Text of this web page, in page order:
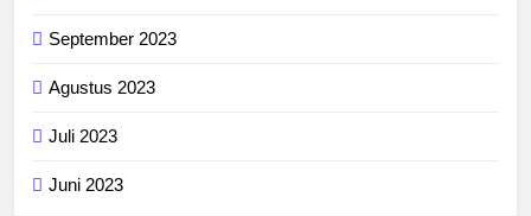
September 2023
Agustus 2023
Juli 2023
Juni 2023